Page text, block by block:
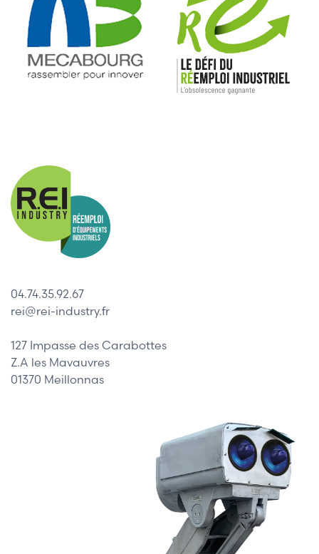
04.74.35.92.67
rei@rei-industry.fr
127 Impasse des Carabottes
Z.A les Mavauvres
01370 Meillonnas